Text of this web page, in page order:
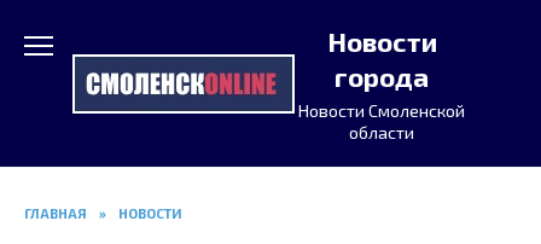
содержанию
Новости
города
Новости Смоленской
области
ГЛАВНАЯ » НОВОСТИ